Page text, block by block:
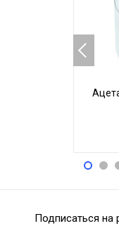
Подписаться на